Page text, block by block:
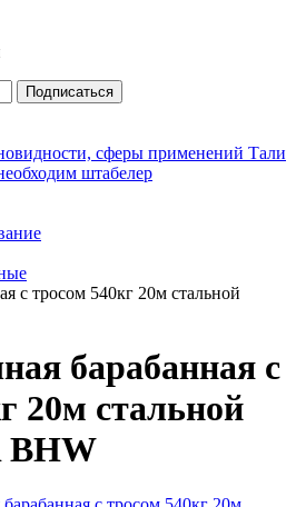
Подписаться
сферы применений Тали
штабелер
с тросом 540кг 20м стальной
барабанная с
20м стальной
BHW